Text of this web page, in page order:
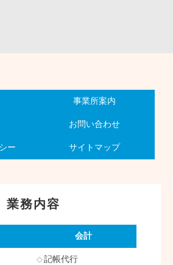
事業所案内
お問い合わせ
ー サイトマップ
業務内容
会計
記帳代行